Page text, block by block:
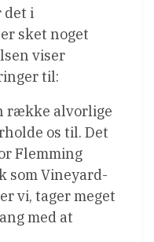
det i
sket noget
viser
til:
række alvorlige
os til. Det
Flemming
som Vineyard-
vi, tager meget
med at